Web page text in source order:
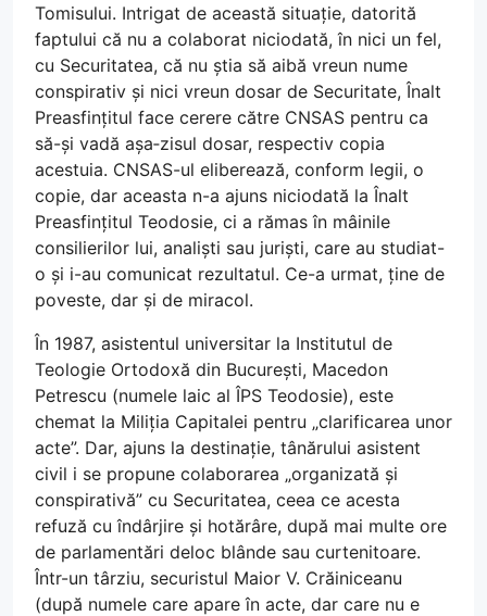
Tomisului. Intrigat de această situație, datorită
faptului că nu a colaborat niciodată, în nici un fel,
cu Securitatea, că nu știa să aibă vreun nume
conspirativ și nici vreun dosar de Securitate, Înalt
Preasfințitul face cerere către CNSAS pentru ca
să-și vadă așa‑zisul dosar, respectiv copia
acestuia. CNSAS-ul eliberează, conform legii, o
copie, dar aceasta n-a ajuns niciodată la Înalt
Preasfințitul Teodosie, ci a rămas în mâinile
consilierilor lui, analiști sau juriști, care au studiat-
o și i-au comunicat rezultatul. Ce-a urmat, ține de
poveste, dar și de miracol.
În 1987, asistentul universitar la Institutul de
Teologie Ortodoxă din București, Macedon
Petrescu (numele laic al ÎPS Teodosie), este
chemat la Miliția Capitalei pentru „clarificarea unor
acte”. Dar, ajuns la destinație, tânărului asistent
civil i se propune colaborarea „organizată și
conspirativă” cu Securitatea, ceea ce acesta
refuză cu îndârjire și hotărâre, după mai multe ore
de parlamentări deloc blânde sau curtenitoare.
Într-un târziu, securistul Maior V. Crăiniceanu
(după numele care apare în acte, dar care nu e